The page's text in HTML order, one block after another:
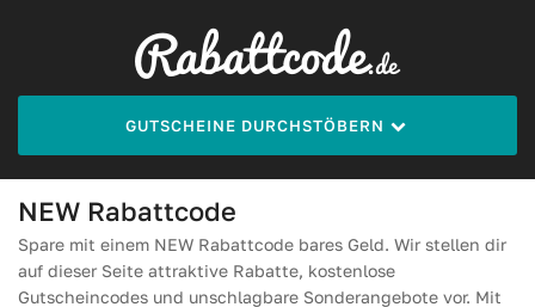
GUTSCHEINE DURCHSTÖBERN
NEW Rabattcode
Spare mit einem NEW Rabattcode bares Geld. Wir stellen dir
auf dieser Seite attraktive Rabatte, kostenlose
Gutscheincodes und unschlagbare Sonderangebote vor. Mit